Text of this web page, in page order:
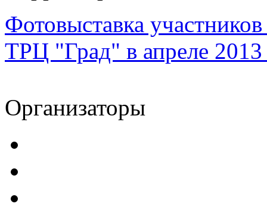
Фотовыставка
ТРЦ "Град" в апреле 2013
Организаторы